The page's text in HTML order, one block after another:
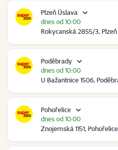
Plzeň Úslava
Rokycanská 2855/3,
dnes od 10:00
Poděbrady
U Bažantnice 1506,
dnes od 10:00
Pohořelice
Znojemská 1151, Pohořelice
dnes od 10:00